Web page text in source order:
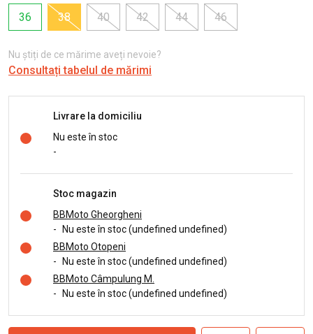
36
38 40 42 44 46
Nu știți de ce mărime aveți nevoie?
Consultați tabelul de mărimi
Livrare la domiciliu
Nu este în stoc
-
Stoc magazin
BBMoto Gheorgheni
-
Nu este în stoc (undefined undefined)
BBMoto Otopeni
-
Nu este în stoc (undefined undefined)
BBMoto Câmpulung M.
-
Nu este în stoc (undefined undefined)